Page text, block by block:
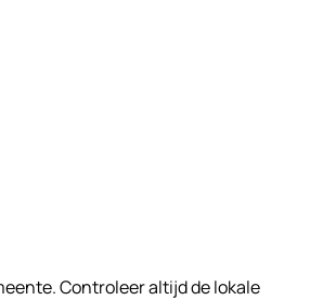
Controleer altijd de lokale